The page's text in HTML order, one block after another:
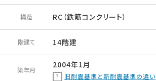
構造 RC（鉄筋コンクリート）
階建て 14階建
築年月
2004年1月
旧耐震基準と新耐震基準の違い